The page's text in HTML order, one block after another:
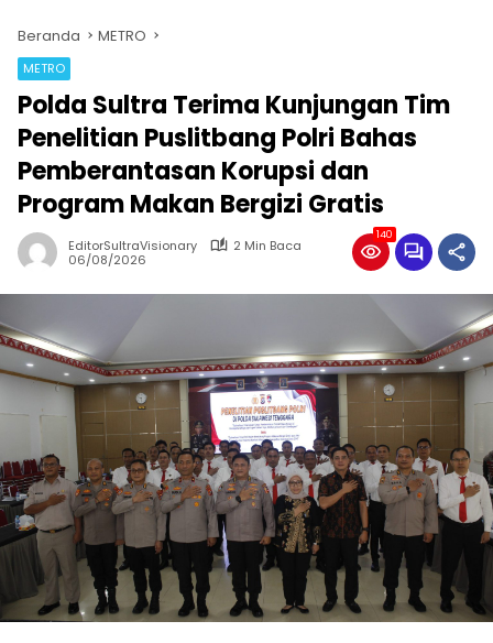
Beranda METRO
METRO
Polda Sultra Terima Kunjungan Tim
Penelitian Puslitbang Polri Bahas
Pemberantasan Korupsi dan
Program Makan Bergizi Gratis
EditorSultraVisionary
2 Min Baca
06/08/2026
140